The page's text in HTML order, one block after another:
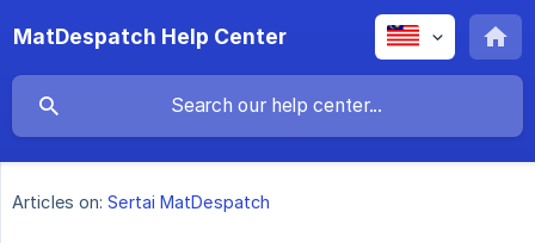
MatDespatch Help Center
Articles on: Sertai MatDespatch